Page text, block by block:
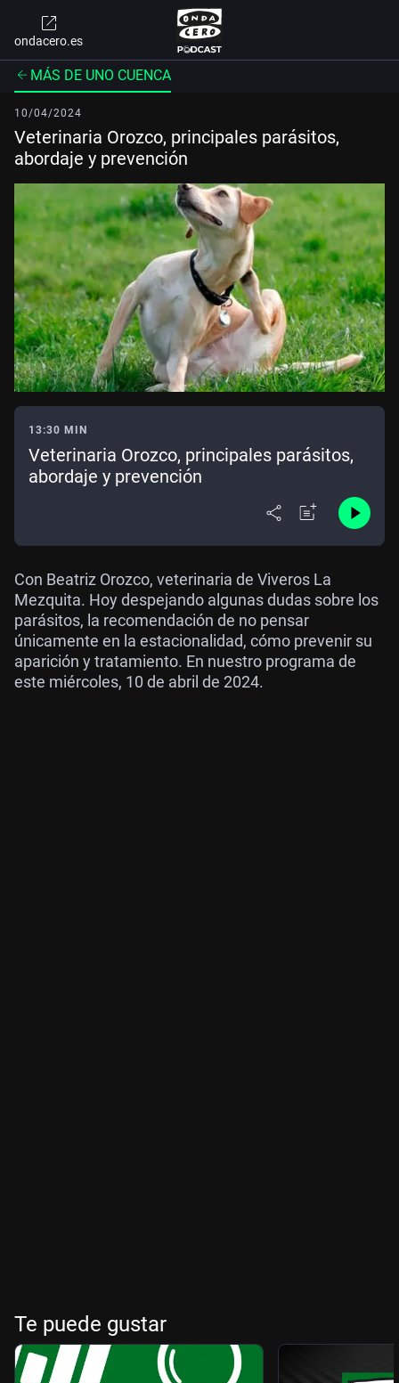
ondacero.es
MÁS DE UNO CUENCA
10/04/2024
Veterinaria Orozco, principales parásitos,
abordaje y prevención
13:30 MIN
Veterinaria Orozco, principales parásitos,
abordaje y prevención
Con Beatriz Orozco, veterinaria de Viveros La
Mezquita. Hoy despejando algunas dudas sobre los
parásitos, la recomendación de no pensar
únicamente en la estacionalidad, cómo prevenir su
aparición y tratamiento. En nuestro programa de
este miércoles, 10 de abril de 2024.
Te puede gustar